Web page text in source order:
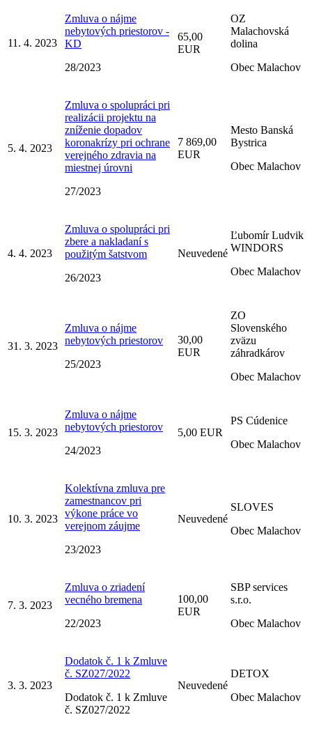
11. 4. 2023
Zmluva o nájme
nebytových priestorov -
KD
28/2023
65,00
EUR
OZ
Malachovská
dolina
Obec Malachov
5. 4. 2023
Zmluva o spolupráci pri
realizácii projektu na
zníženie dopadov
koronakrízy pri ochrane
verejného zdravia na
miestnej úrovni
27/2023
7 869,00
EUR
Mesto Banská
Bystrica
Obec Malachov
4. 4. 2023
Zmluva o spolupráci pri
zbere a nakladaní s
použitým šatstvom
26/2023
Neuvedené
Ľubomír Ludvik
WINDORS
Obec Malachov
31. 3. 2023
Zmluva o nájme
nebytových priestorov
25/2023
30,00
EUR
ZO
Slovenského
zväzu
záhradkárov
Obec Malachov
15. 3. 2023
Zmluva o nájme
nebytových priestorov
24/2023
5,00 EUR
PS Cúdenice
Obec Malachov
10. 3. 2023
Kolektívna zmluva pre
zamestnancov pri
výkone práce vo
verejnom záujme
23/2023
Neuvedené
SLOVES
Obec Malachov
7. 3. 2023
Zmluva o zriadení
vecného bremena
22/2023
100,00
EUR
SBP services
s.r.o.
Obec Malachov
3. 3. 2023
Dodatok č. 1 k Zmluve
č. SZ027/2022
Dodatok č. 1 k Zmluve
č. SZ027/2022
Neuvedené
DETOX
Obec Malachov